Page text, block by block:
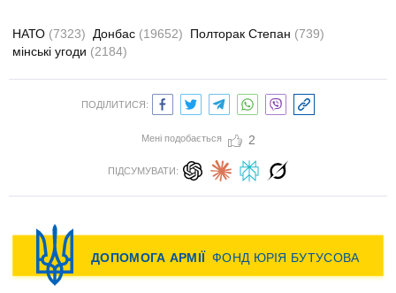
НАТО (7323) Донбас (19652) Полторак Степан (739)
мінські угоди (2184)
ПОДІЛИТИСЯ:
Мені подобається 2
ПІДСУМУВАТИ: